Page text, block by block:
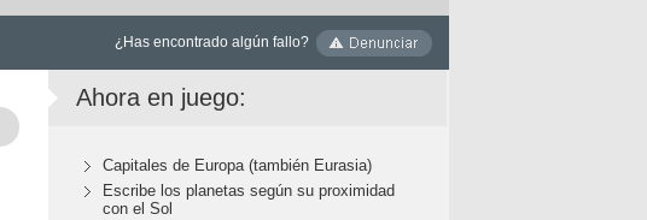
¿Has encontrado algún fallo?
Ahora en juego:
Capitales de Europa (también Eurasia)
Escribe los planetas según su proximidad
con el Sol